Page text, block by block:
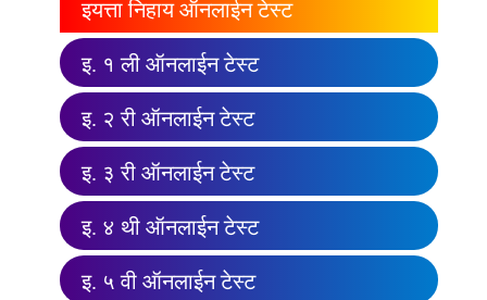
इयत्ता निहाय ऑनलाईन टेस्ट
इ. १ ली ऑनलाईन टेस्ट
इ. २ री ऑनलाईन टेस्ट
इ. ३ री ऑनलाईन टेस्ट
इ. ४ थी ऑनलाईन टेस्ट
इ. ५ वी ऑनलाईन टेस्ट